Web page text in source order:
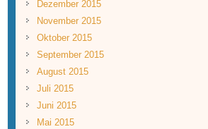
Dezember 2015
November 2015
Oktober 2015
September 2015
August 2015
Juli 2015
Juni 2015
Mai 2015